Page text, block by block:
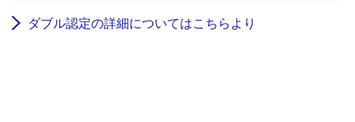
ダブル認定の詳細についてはこちらより